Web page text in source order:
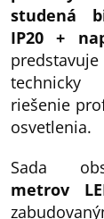
studená
IP20 +
riešenie
osvetlenia.
Sada
metrov